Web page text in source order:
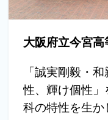
大阪府立今宮高
「誠実剛毅・
性、輝け個性
科の特性を生か